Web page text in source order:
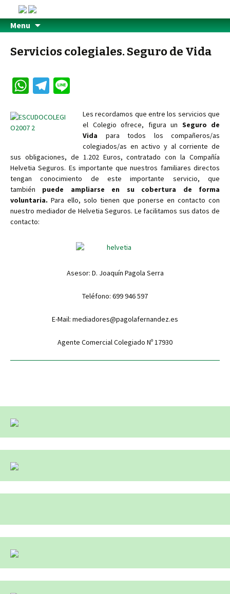
Menu
Servicios colegiales. Seguro de Vida
W
at
sA
p
p
Te
gr
m
Les recordamos que entre los servicios que
el Colegio ofrece, figura un Seguro de
Vida para todos los compañeros/as
colegiados/as en activo y al corriente de
sus obligaciones, de 1.202 Euros, contratado con la Compañía
Helvetia Seguros. Es importante que nuestros familiares directos
tengan conocimiento de este importante servicio, que
también puede ampliarse en su cobertura de forma
voluntaria. Para ello, solo tienen que ponerse en contacto con
nuestro mediador de Helvetia Seguros. Le facilitamos sus datos de
contacto:
Asesor: D. Joaquín Pagola Serra
Teléfono: 699 946 597
E-Mail: mediadores@pagolafernandez.es
Agente Comercial Colegiado Nº 17930